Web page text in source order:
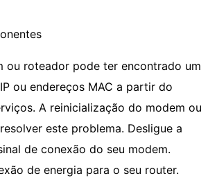
ou roteador pode ter encontrado um
ou endereços MAC a partir do
A reinicialização do modem ou
este problema. Desligue a
de conexão do seu modem.
de energia para o seu router.